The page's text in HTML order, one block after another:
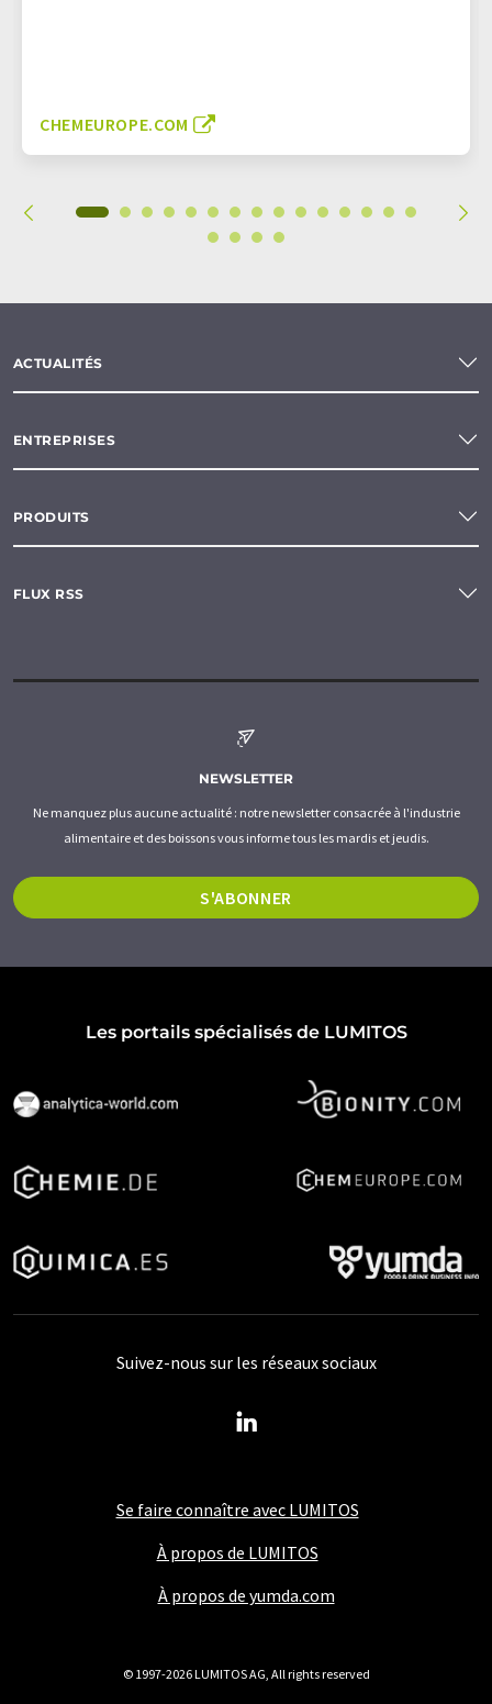
CHEMEUROPE.COM
ACTUALITÉS
ENTREPRISES
PRODUITS
FLUX RSS
NEWSLETTER
Ne manquez plus aucune actualité : notre newsletter consacrée à l'industrie
alimentaire et des boissons vous informe tous les mardis et jeudis.
S'ABONNER
Les portails spécialisés de LUMITOS
Se faire connaître avec LUMITOS
À propos de LUMITOS
À propos de yumda.com
Suivez-nous sur les réseaux sociaux
© 1997-2026 LUMITOS AG, All rights reserved